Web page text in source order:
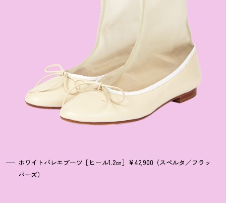
ホワイトバレエブーツ［ヒール1.2㎝］¥42,900（スペルタ／フラッ
パーズ）